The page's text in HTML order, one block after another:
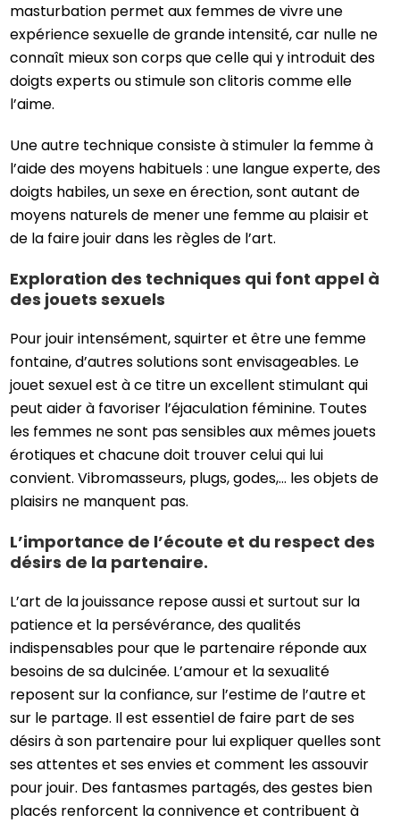
masturbation permet aux femmes de vivre une
expérience sexuelle de grande intensité, car nulle ne
connaît mieux son corps que celle qui y introduit des
doigts experts ou stimule son clitoris comme elle
l’aime.
Une autre technique consiste à stimuler la femme à
l’aide des moyens habituels : une langue experte, des
doigts habiles, un sexe en érection, sont autant de
moyens naturels de mener une femme au plaisir et
de la faire jouir dans les règles de l’art.
Exploration des techniques qui font appel à
des jouets sexuels
Pour jouir intensément, squirter et être une femme
fontaine, d’autres solutions sont envisageables. Le
jouet sexuel est à ce titre un excellent stimulant qui
peut aider à favoriser l’éjaculation féminine. Toutes
les femmes ne sont pas sensibles aux mêmes jouets
érotiques et chacune doit trouver celui qui lui
convient. Vibromasseurs, plugs, godes,… les objets de
plaisirs ne manquent pas.
L’importance de l’écoute et du respect des
désirs de la partenaire.
L’art de la jouissance repose aussi et surtout sur la
patience et la persévérance, des qualités
indispensables pour que le partenaire réponde aux
besoins de sa dulcinée. L’amour et la sexualité
reposent sur la confiance, sur l’estime de l’autre et
sur le partage. Il est essentiel de faire part de ses
désirs à son partenaire pour lui expliquer quelles sont
ses attentes et ses envies et comment les assouvir
pour jouir. Des fantasmes partagés, des gestes bien
placés renforcent la connivence et contribuent à